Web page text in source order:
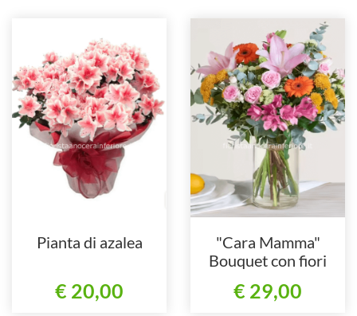
Pianta di azalea
€ 20,00
"Cara Mamma"
Bouquet con fiori
€ 29,00